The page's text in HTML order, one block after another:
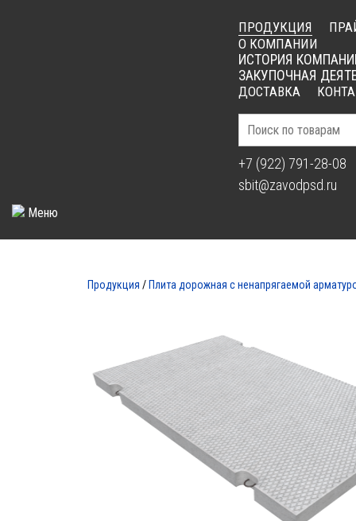
ПРОДУКЦИЯ
О КОМПАНИИ
ИСТОРИЯ
ЗАКУПОЧНАЯ
ДОСТАВКА
+7 (922) 791-28-08
sbit@zavodpsd.ru
Меню
Продукция /Плита дорожная с ненапрягаемой